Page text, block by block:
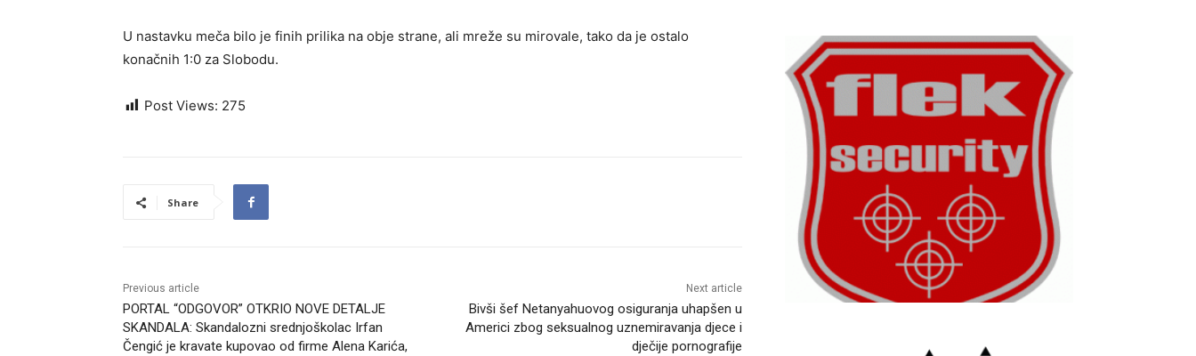
U nastavku meča bilo je finih prilika na obje strane, ali mreže su mirovale, tako da je ostalo
konačnih 1:0 za Slobodu.
Post Views: 275
Share
Previous article
PORTAL “ODGOVOR” OTKRIO NOVE DETALJE
SKANDALA: Skandalozni srednjoškolac Irfan
Čengić je kravate kupovao od firme Alena Karića,
Next article
Bivši šef Netanyahuovog osiguranja uhapšen u
Americi zbog seksualnog uznemiravanja djece i
dječije pornografije